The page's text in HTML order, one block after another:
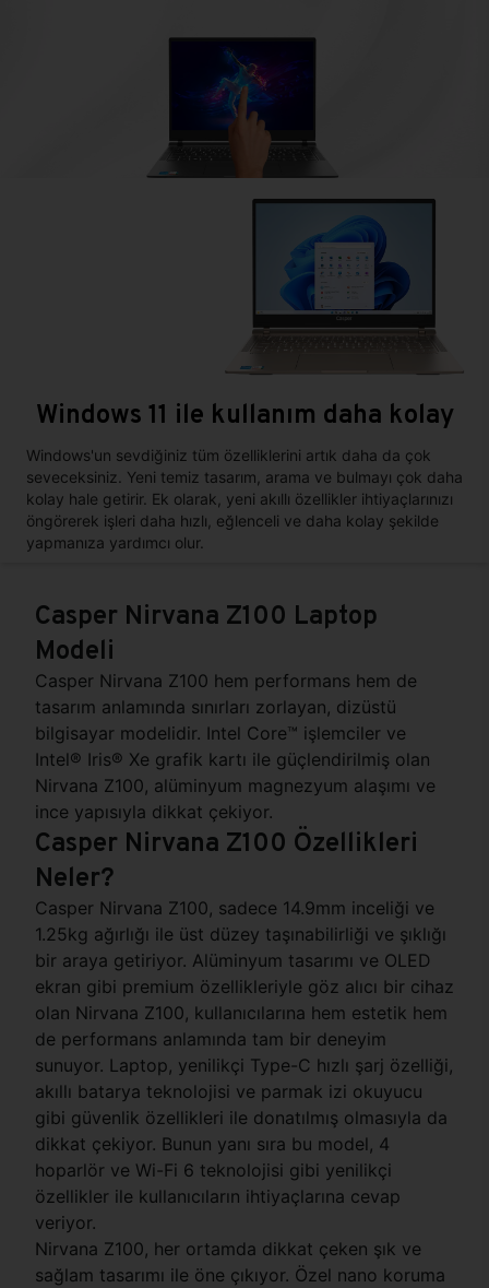
Windows 11 ile kullanım daha kolay
Windows'un sevdiğiniz tüm özelliklerini artık daha da çok
seveceksiniz. Yeni temiz tasarım, arama ve bulmayı çok daha
kolay hale getirir. Ek olarak, yeni akıllı özellikler ihtiyaçlarınızı
öngörerek işleri daha hızlı, eğlenceli ve daha kolay şekilde
yapmanıza yardımcı olur.
Casper Nirvana Z100 Laptop
Modeli
Casper Nirvana Z100 hem performans hem de
tasarım anlamında sınırları zorlayan, dizüstü
bilgisayar modelidir. Intel Core™ işlemciler ve
Intel® Iris® Xe grafik kartı ile güçlendirilmiş olan
Nirvana Z100, alüminyum magnezyum alaşımı ve
ince yapısıyla dikkat çekiyor.
Casper Nirvana Z100 Özellikleri
Neler?
Casper Nirvana Z100, sadece 14.9mm inceliği ve
1.25kg ağırlığı ile üst düzey taşınabilirliği ve şıklığı
bir araya getiriyor. Alüminyum tasarımı ve OLED
ekran gibi premium özellikleriyle göz alıcı bir cihaz
olan Nirvana Z100, kullanıcılarına hem estetik hem
de performans anlamında tam bir deneyim
sunuyor. Laptop, yenilikçi Type-C hızlı şarj özelliği,
akıllı batarya teknolojisi ve parmak izi okuyucu
gibi güvenlik özellikleri ile donatılmış olmasıyla da
dikkat çekiyor. Bunun yanı sıra bu model, 4
hoparlör ve Wi-Fi 6 teknolojisi gibi yenilikçi
özellikler ile kullanıcıların ihtiyaçlarına cevap
veriyor.
Nirvana Z100, her ortamda dikkat çeken şık ve
sağlam tasarımı ile öne çıkıyor. Özel nano koruma